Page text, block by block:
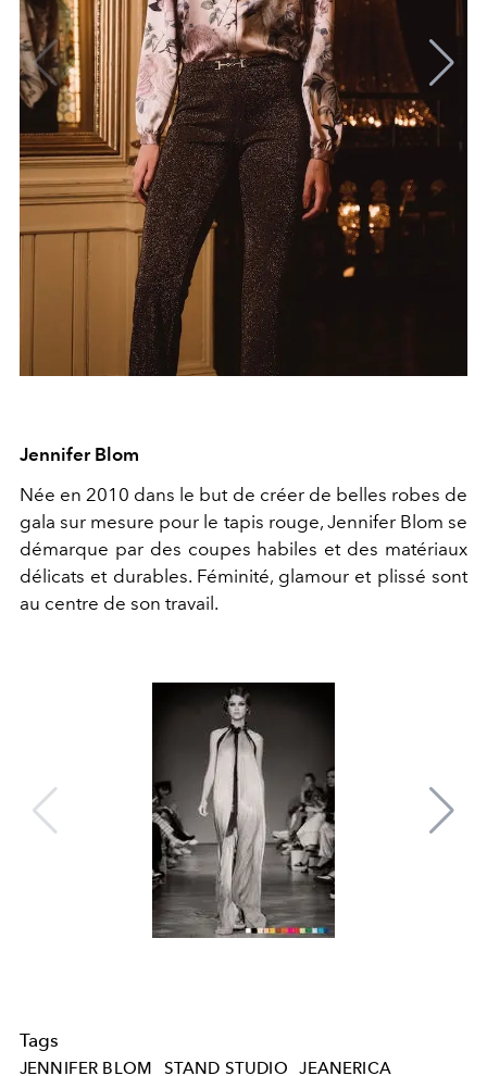
Jennifer Blom
Née en 2010 dans le but de créer de belles robes de
gala sur mesure pour le tapis rouge, Jennifer Blom se
démarque par des coupes habiles et des matériaux
délicats et durables. Féminité, glamour et plissé sont
au centre de son travail.
Tags
JENNIFER BLOM STAND STUDIO
JEANERICA